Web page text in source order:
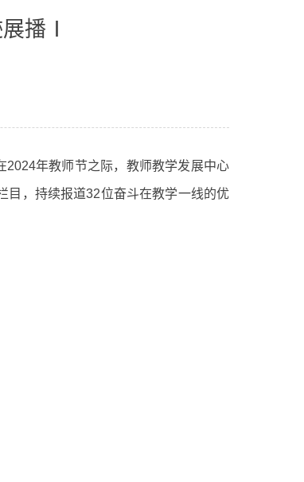
播Ⅰ
年教师节之际，教师教学发展中心
目，持续报道32位奋斗在教学一线的优